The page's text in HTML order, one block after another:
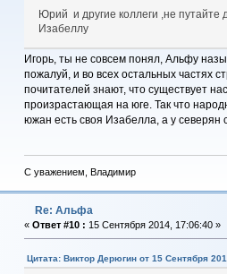
Юрий и другие коллеги ,не путайте
Изабеллу
Игорь, ты не совсем понял, Альфу
пожалуй, и во всех остальных частях
почитателей знают, что существует
произрастающая на юге. Так что
южан есть своя Изабелла, а у северян
С уважением, Владимир
Re: Альфа
« Ответ #10 : 15 Сентября 2014, 17:06:40 »
Цитата: Виктор Дерюгин от 15 Сентября